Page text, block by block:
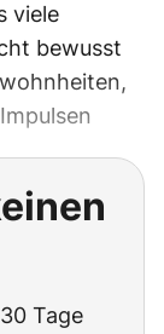
viele
bewusst
Tage